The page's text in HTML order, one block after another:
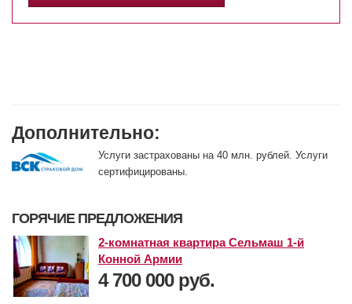
Дополнительно:
Услуги застрахованы на 40 млн. рублей. Услуги
сертифицированы.
ГОРЯЧИЕ ПРЕДЛОЖЕНИЯ
2-комнатная квартира Сельмаш 1-й
Конной Армии
4 700 000 руб.